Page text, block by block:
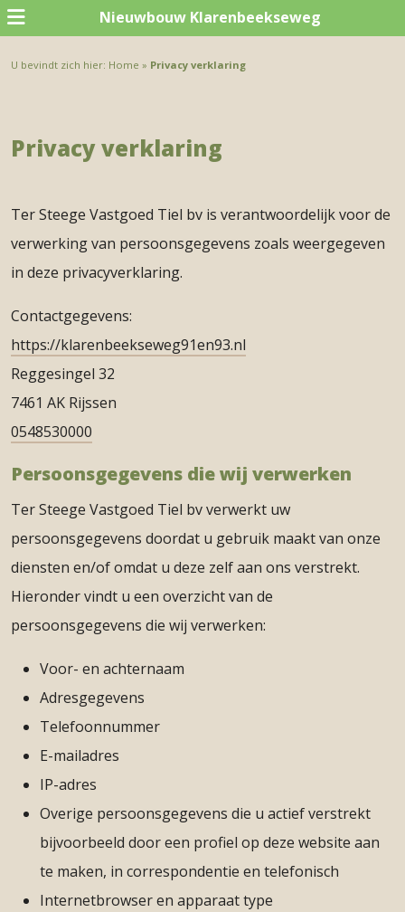
Nieuwbouw Klarenbeekseweg
U bevindt zich hier: Home » Privacy verklaring
Privacy verklaring
Ter Steege Vastgoed Tiel bv is verantwoordelijk voor de
verwerking van persoonsgegevens zoals weergegeven
in deze privacyverklaring.
Contactgegevens:
https://klarenbeekseweg91en93.nl
Reggesingel 32
7461 AK Rijssen
0548530000
Persoonsgegevens die wij verwerken
Ter Steege Vastgoed Tiel bv verwerkt uw
persoonsgegevens doordat u gebruik maakt van onze
diensten en/of omdat u deze zelf aan ons verstrekt.
Hieronder vindt u een overzicht van de
persoonsgegevens die wij verwerken:
Voor- en achternaam
Adresgegevens
Telefoonnummer
E-mailadres
IP-adres
Overige persoonsgegevens die u actief verstrekt
bijvoorbeeld door een profiel op deze website aan
te maken, in correspondentie en telefonisch
Internetbrowser en apparaat type